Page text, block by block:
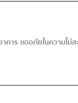
คาร ขออภัยในความไม่